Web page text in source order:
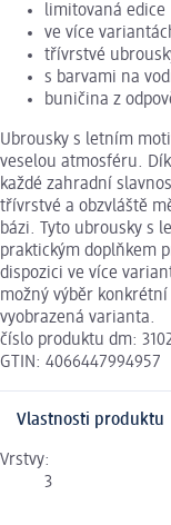
limitovaná edice
ve více
třívrstvé
s barvami na
buničina z
Ubrousky s letním
veselou atmosféru.
každé zahradní
třívrstvé a obzvláště
bázi. Tyto ubrousky s
praktickým doplňkem
dispozici ve více
možný výběr
vyobrazená varianta.
číslo produktu dm:
GTIN: 4066447994957
Vlastnosti produktu
Vrstvy:
3